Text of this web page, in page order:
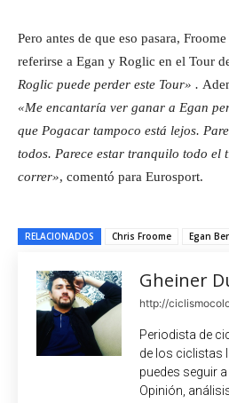
Pero antes de que eso pasara,
referirse a Egan y Roglic en el Tour
Roglic puede perder este Tour» .
«Me encantaría ver ganar a Egan
que Pogacar tampoco está lejos.
todos. Parece estar tranquilo todo el
correr», comentó para Eurosport.
RELACIONADOS Chris Froome Egan
Gheiner
http://
Periodista de
de los ciclistas
puedes seguir
Opinión,